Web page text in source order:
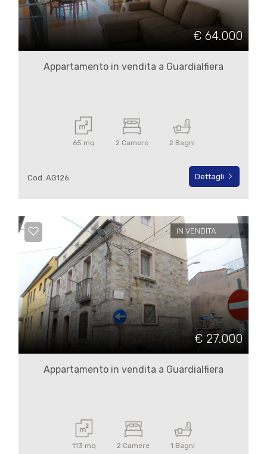
€ 64.000
Appartamento in vendita a Guardialfiera
65 mq 2 Camere 2 Bagni
Cod. AG126 Dettagli
IN VENDITA
€ 27.000
Appartamento in vendita a Guardialfiera
113 mq 2 Camere 1 Bagni
Bagni
minimi
4
5
5+
Camere